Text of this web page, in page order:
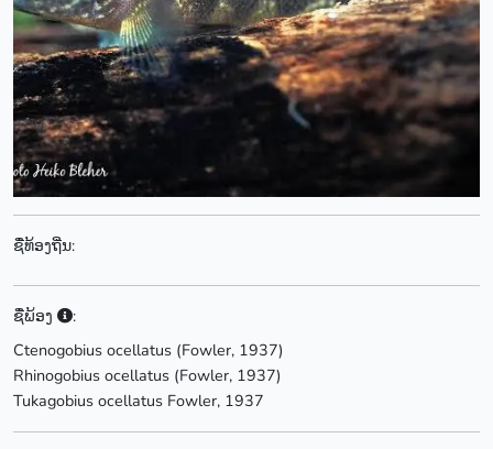
ຊື່ທ້ອງຖີ່ນ:
ຊື່ພ້ອງ
:
Ctenogobius ocellatus (Fowler, 1937)
Rhinogobius ocellatus (Fowler, 1937)
Tukagobius ocellatus Fowler, 1937